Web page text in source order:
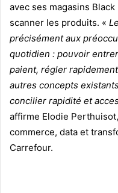
avec ses magasins
scanner les produits. «
précisément aux
quotidien : pouvoir
paient, régler
autres concepts
concilier rapidité et
affirme Elodie
commerce, data et
Carrefour.